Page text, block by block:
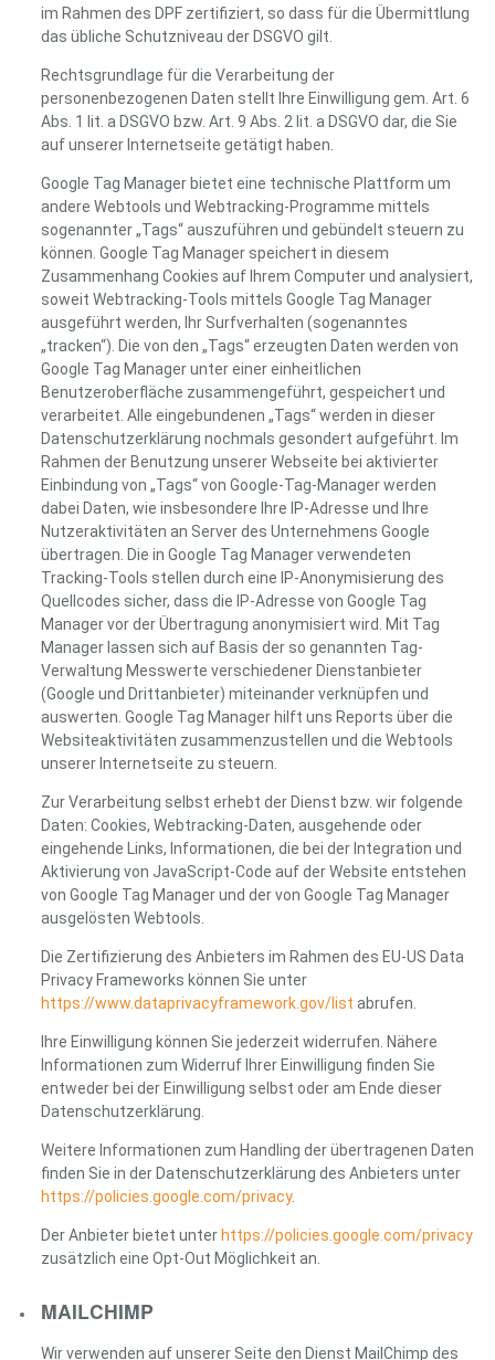
im Rahmen des DPF zertifiziert, so dass für die Übermittlung
das übliche Schutzniveau der DSGVO gilt.
Rechtsgrundlage für die Verarbeitung der
personenbezogenen Daten stellt Ihre Einwilligung gem. Art. 6
Abs. 1 lit. a DSGVO bzw. Art. 9 Abs. 2 lit. a DSGVO dar, die Sie
auf unserer Internetseite getätigt haben.
Google Tag Manager bietet eine technische Plattform um
andere Webtools und Webtracking-Programme mittels
sogenannter „Tags“ auszuführen und gebündelt steuern zu
können. Google Tag Manager speichert in diesem
Zusammenhang Cookies auf Ihrem Computer und analysiert,
soweit Webtracking-Tools mittels Google Tag Manager
ausgeführt werden, Ihr Surfverhalten (sogenanntes
„tracken“). Die von den „Tags“ erzeugten Daten werden von
Google Tag Manager unter einer einheitlichen
Benutzeroberfläche zusammengeführt, gespeichert und
verarbeitet. Alle eingebundenen „Tags“ werden in dieser
Datenschutzerklärung nochmals gesondert aufgeführt. Im
Rahmen der Benutzung unserer Webseite bei aktivierter
Einbindung von „Tags“ von Google-Tag-Manager werden
dabei Daten, wie insbesondere Ihre IP-Adresse und Ihre
Nutzeraktivitäten an Server des Unternehmens Google
übertragen. Die in Google Tag Manager verwendeten
Tracking-Tools stellen durch eine IP-Anonymisierung des
Quellcodes sicher, dass die IP-Adresse von Google Tag
Manager vor der Übertragung anonymisiert wird. Mit Tag
Manager lassen sich auf Basis der so genannten Tag-
Verwaltung Messwerte verschiedener Dienstanbieter
(Google und Drittanbieter) miteinander verknüpfen und
auswerten. Google Tag Manager hilft uns Reports über die
Websiteaktivitäten zusammenzustellen und die Webtools
unserer Internetseite zu steuern.
Zur Verarbeitung selbst erhebt der Dienst bzw. wir folgende
Daten: Cookies, Webtracking-Daten, ausgehende oder
eingehende Links, Informationen, die bei der Integration und
Aktivierung von JavaScript-Code auf der Website entstehen
von Google Tag Manager und der von Google Tag Manager
ausgelösten Webtools.
Die Zertifizierung des Anbieters im Rahmen des EU-US Data
Privacy Frameworks können Sie unter
https://www.dataprivacyframework.gov/list abrufen.
Ihre Einwilligung können Sie jederzeit widerrufen. Nähere
Informationen zum Widerruf Ihrer Einwilligung finden Sie
entweder bei der Einwilligung selbst oder am Ende dieser
Datenschutzerklärung.
Weitere Informationen zum Handling der übertragenen Daten
finden Sie in der Datenschutzerklärung des Anbieters unter
https://policies.google.com/privacy.
Der Anbieter bietet unter https://policies.google.com/privacy
zusätzlich eine Opt-Out Möglichkeit an.
MAILCHIMP
Wir verwenden auf unserer Seite den Dienst MailChimp des